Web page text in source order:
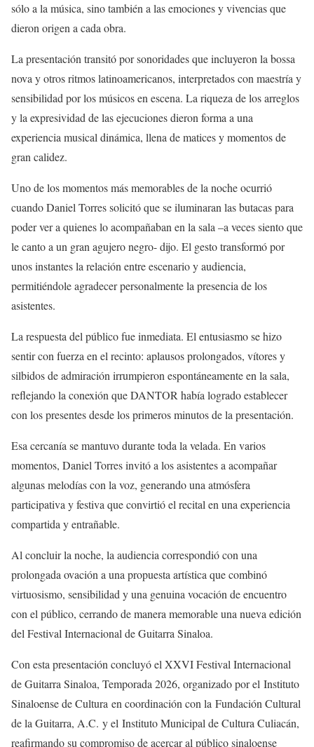
sólo a la música, sino también a las emociones y vivencias que
dieron origen a cada obra.
La presentación transitó por sonoridades que incluyeron la bossa
nova y otros ritmos latinoamericanos, interpretados con maestría y
sensibilidad por los músicos en escena. La riqueza de los arreglos
y la expresividad de las ejecuciones dieron forma a una
experiencia musical dinámica, llena de matices y momentos de
gran calidez.
Uno de los momentos más memorables de la noche ocurrió
cuando Daniel Torres solicitó que se iluminaran las butacas para
poder ver a quienes lo acompañaban en la sala –a veces siento que
le canto a un gran agujero negro- dijo. El gesto transformó por
unos instantes la relación entre escenario y audiencia,
permitiéndole agradecer personalmente la presencia de los
asistentes.
La respuesta del público fue inmediata. El entusiasmo se hizo
sentir con fuerza en el recinto: aplausos prolongados, vítores y
silbidos de admiración irrumpieron espontáneamente en la sala,
reflejando la conexión que DANTOR había logrado establecer
con los presentes desde los primeros minutos de la presentación.
Esa cercanía se mantuvo durante toda la velada. En varios
momentos, Daniel Torres invitó a los asistentes a acompañar
algunas melodías con la voz, generando una atmósfera
participativa y festiva que convirtió el recital en una experiencia
compartida y entrañable.
Al concluir la noche, la audiencia correspondió con una
prolongada ovación a una propuesta artística que combinó
virtuosismo, sensibilidad y una genuina vocación de encuentro
con el público, cerrando de manera memorable una nueva edición
del Festival Internacional de Guitarra Sinaloa.
Con esta presentación concluyó el XXVI Festival Internacional
de Guitarra Sinaloa, Temporada 2026, organizado por el Instituto
Sinaloense de Cultura en coordinación con la Fundación Cultural
de la Guitarra, A.C. y el Instituto Municipal de Cultura Culiacán,
reafirmando su compromiso de acercar al público sinaloense